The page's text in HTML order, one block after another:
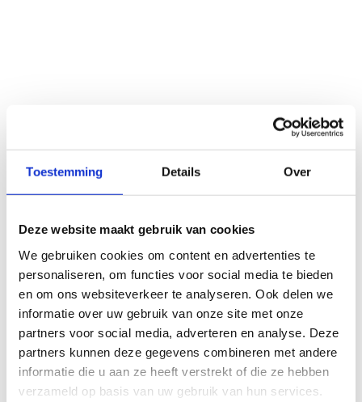
Toestemming Details Over
Deze website maakt gebruik van cookies
We gebruiken cookies om content en advertenties te
personaliseren, om functies voor social media te bieden
en om ons websiteverkeer te analyseren. Ook delen we
informatie over uw gebruik van onze site met onze
partners voor social media, adverteren en analyse. Deze
partners kunnen deze gegevens combineren met andere
informatie die u aan ze heeft verstrekt of die ze hebben
verzameld op basis van uw gebruik van hun services.